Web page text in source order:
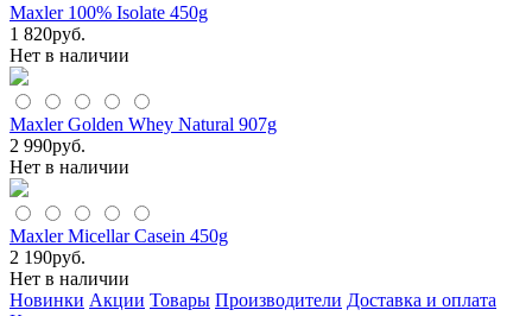
Maxler 100% Isolate 450g
1 820руб.
Нет в наличии
Maxler Golden Whey Natural 907g
2 990руб.
Нет в наличии
Maxler Micellar Casein 450g
2 190руб.
Нет в наличии
Новинки Акции Товары Производители Доставка и оплата